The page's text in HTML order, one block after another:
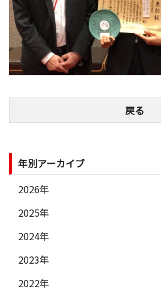
戻る
年別アーカイブ
2026年
2025年
2024年
2023年
2022年